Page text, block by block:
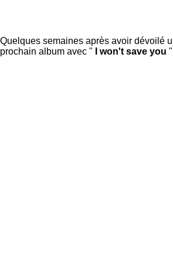
Quelques semaines après avoir dévoilé
prochain album avec "
I won't save you